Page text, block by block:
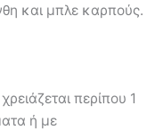
και μπλε καρπούς.
περίπου 1
ή με